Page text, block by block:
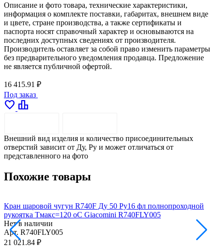
Описание и фото товара, технические характеристики,
информация о комплекте поставки, габаритах, внешнем виде
и цвете, стране производства, а также сертификаты и
паспорта носят справочный характер и основываются на
последних доступных сведениях от производителя.
Производитель оставляет за собой право изменить параметры
без предварительного уведомления продавца. Предложение
не является публичной офертой.
16 415.91 ₽
Под заказ
favorite leaderboard
Внешний вид изделия и количество присоединительных
отверстий зависит от Ду, Pу и может отличаться от
представленного на фото
Похожие товары
Кран шаровой чугун R740F Ду 50 Ру16 фл полнопроходной
рукоятка Тмакс=120 оС Giacomini R740FLY005
Нет в наличии
Арт. R740FLY005
21 021.84 ₽